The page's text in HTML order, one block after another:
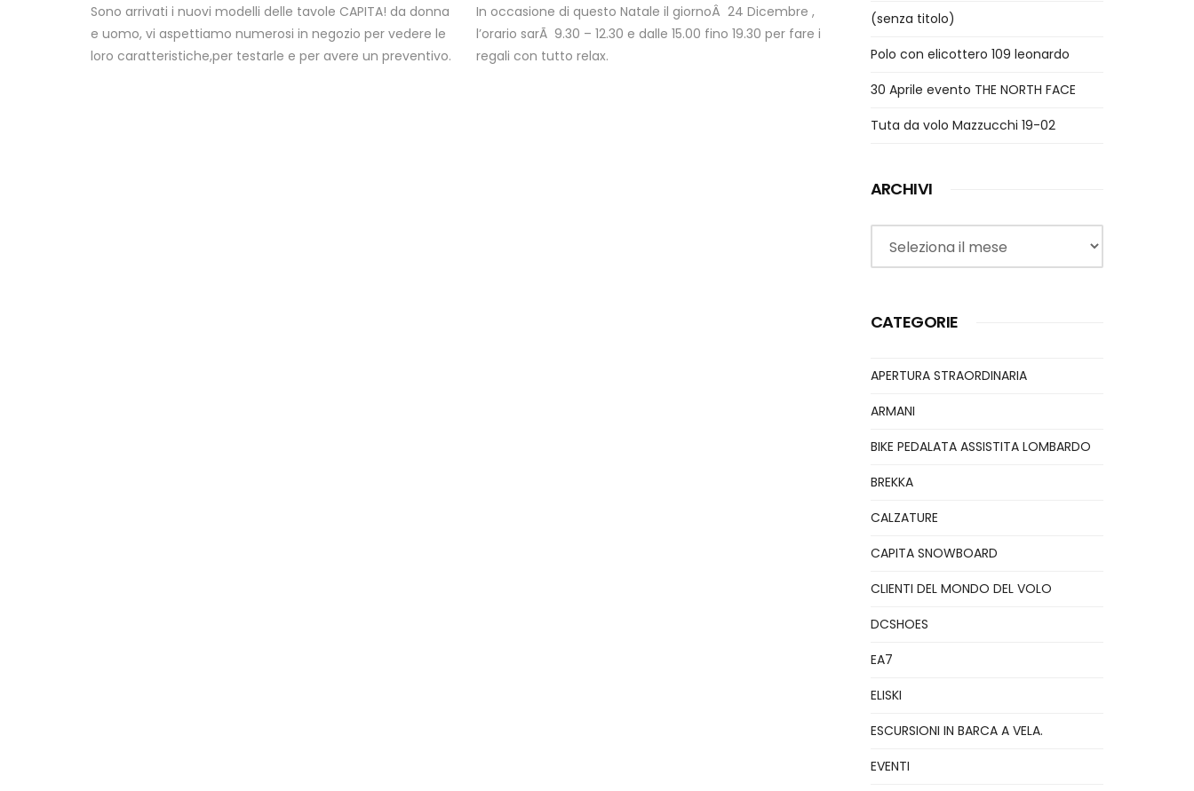
Sono arrivati i nuovi modelli delle tavole CAPITA! da donna
e uomo, vi aspettiamo numerosi in negozio per vedere le
loro caratteristiche,per testarle e per avere un preventivo.
In occasione di questo Natale il giornoÂ 24 Dicembre ,
l’orario sarÃ 9.30 – 12.30 e dalle 15.00 fino 19.30 per fare i
regali con tutto relax.
(senza titolo)
Polo con elicottero 109 leonardo
30 Aprile evento THE NORTH FACE
Tuta da volo Mazzucchi 19-02
ARCHIVI
Archivi
CATEGORIE
APERTURA STRAORDINARIA
ARMANI
BIKE PEDALATA ASSISTITA LOMBARDO
BREKKA
CALZATURE
CAPITA SNOWBOARD
CLIENTI DEL MONDO DEL VOLO
DCSHOES
EA7
ELISKI
ESCURSIONI IN BARCA A VELA.
EVENTI